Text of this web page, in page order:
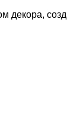
декора,